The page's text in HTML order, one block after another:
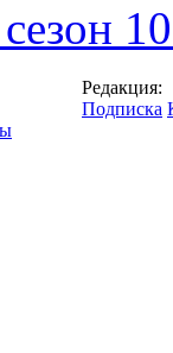
Редакция:
Подписка